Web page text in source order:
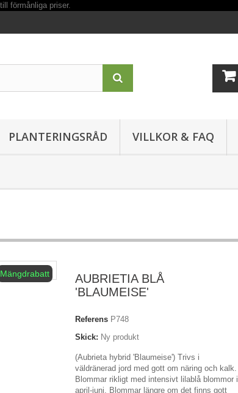
PLANTERINGSRÅD VILLKOR & FAQ
Mängdrabatt
AUBRIETIA BLÅ
'BLAUMEISE'
Referens P748
Skick: Ny produkt
(Aubrieta hybrid 'Blaumeise') Trivs i
väldränerad jord med gott om näring och kalk.
Blommar rikligt med intensivt lilablå blommor i
april-juni. Blommar längre om det finns gott